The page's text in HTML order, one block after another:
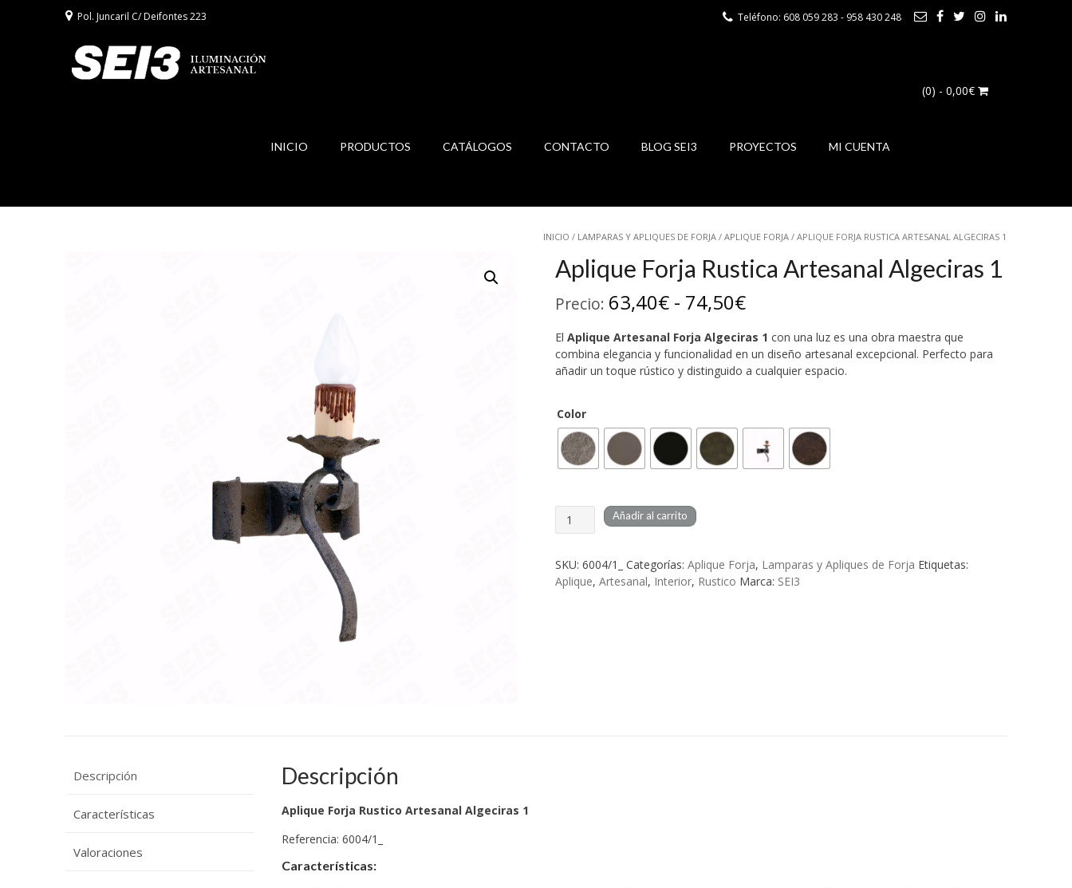
Pol. Juncaril C/ Deifontes 223 Teléfono: 608 059 283 - 958 430 248
(0) - 0,00€
INICIO PRODUCTOS CATÁLOGOS CONTACTO BLOG SEI3 PROYECTOS MI CUENTA
INICIO / LAMPARAS Y APLIQUES DE FORJA / APLIQUE FORJA / APLIQUE FORJA RUSTICA ARTESANAL ALGECIRAS 1
Aplique Forja Rustica Artesanal Algeciras 1
Precio: 63,40€ - 74,50€Rango
de
precios:
desde
hasta
74,50€
El Aplique Artesanal Forja Algeciras 1 con una luz es una obra maestra que
combina elegancia y funcionalidad en un diseño artesanal excepcional. Perfecto para
añadir un toque rústico y distinguido a cualquier espacio.
Color
Aplique
Forja
Rustica
Artesanal
Añadir al carrito
SKU: 6004/1_ Categorías: Aplique Forja, Lamparas y Apliques de Forja Etiquetas:
Aplique, Artesanal, Interior, Rustico Marca: SEI3
Descripción
Características
Valoraciones
Descripción
Aplique Forja Rustico Artesanal Algeciras 1
Referencia: 6004/1_
Características: